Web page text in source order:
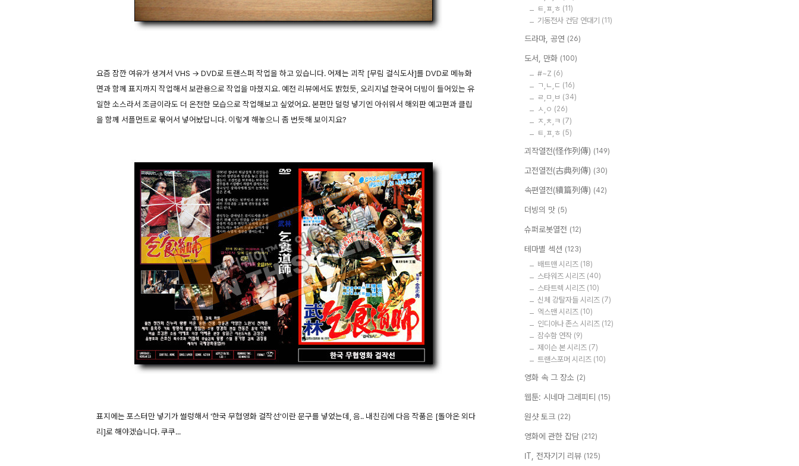
요즘 잠깐 여유가 생겨서 VHS → DVD로 트랜스퍼 작업을 하고 있습니다. 어제는 괴작 [무림 걸식도사]를 DVD로 메뉴화
면과 함께 표지까지 작업해서 보관용으로 작업을 마쳤지요. 예전 리뷰에서도 밝혔듯, 오리지널 한국어 더빙이 들어있는 유
일한 소스라서 조금이라도 더 온전한 모습으로 작업해보고 싶었어요. 본편만 덜렁 넣기엔 아쉬워서 해외판 예고편과 클립
을 함께 서플먼트로 묶어서 넣어놨답니다. 이렇게 해놓으니 좀 번듯해 보이지요?
표지에는 포스터만 넣기가 썰렁해서 '한국 무협영화 걸작선'이란 문구를 넣었는데, 음.. 내친김에 다음 작품은 [돌아온 외다
리]로 해야겠습니다. 쿠쿠...
ㅌ,ㅍ,ㅎ (11)
기동전사 건담 연대기 (11)
드라마, 공연 (26)
도서, 만화 (100)
#~Z (6)
ㄱ,ㄴ,ㄷ (16)
ㄹ,ㅁ,ㅂ (34)
ㅅ,ㅇ (26)
ㅈ,ㅊ,ㅋ (7)
ㅌ,ㅍ,ㅎ (5)
괴작열전(怪作列傳) (149)
고전열전(古典列傳) (30)
속편열전(續篇列傳) (42)
더빙의 맛 (5)
슈퍼로봇열전 (12)
테마별 섹션 (123)
배트맨 시리즈 (18)
스타워즈 시리즈 (40)
스타트렉 시리즈 (10)
신체 강탈자들 시리즈 (7)
엑스맨 시리즈 (10)
인디아나 존스 시리즈 (12)
잠수함 연작 (9)
제이슨 본 시리즈 (7)
트랜스포머 시리즈 (10)
영화 속 그 장소 (2)
웹툰: 시네마 그레피티 (15)
원샷 토크 (22)
영화에 관한 잡담 (212)
IT, 전자기기 리뷰 (125)